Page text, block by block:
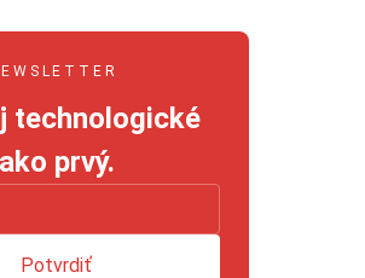
technologické
prvý.
Potvrdiť